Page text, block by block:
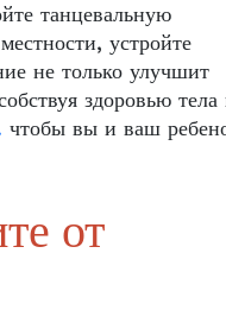
танцевальную
устройте
не только улучшит
здоровью тела
чтобы вы и ваш
от